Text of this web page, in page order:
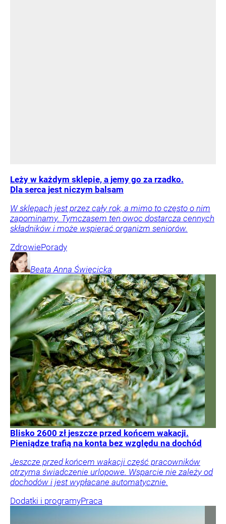
Leży w każdym sklepie, a jemy go za rzadko.
Dla serca jest niczym balsam
W sklepach jest przez cały rok, a mimo to często o nim
zapominamy. Tymczasem ten owoc dostarcza cennych
składników i może wspierać organizm seniorów.
ZdrowiePorady
Beata Anna Święcicka
Blisko 2600 zł jeszcze przed końcem wakacji.
Pieniądze trafią na konta bez względu na dochód
Jeszcze przed końcem wakacji część pracowników
otrzyma świadczenie urlopowe. Wsparcie nie zależy od
dochodów i jest wypłacane automatycznie.
Dodatki i programyPraca